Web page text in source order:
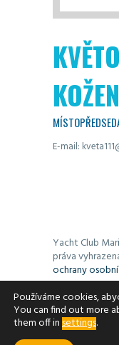
E-mail:
Yacht Club
práva
ochrany
Stránky
upravit podle
můžete
stránky
Používáme cookies,
You can find out more
them off insettings.